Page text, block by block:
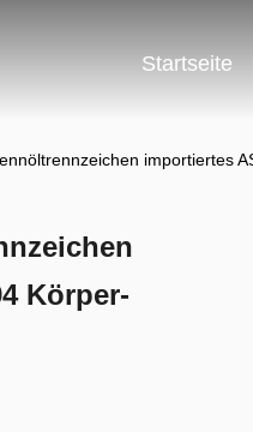
Startseite
importiertes
Körper-